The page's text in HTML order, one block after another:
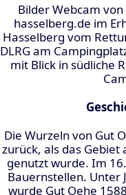
Bilder Webcam
hasselberg.de im
Hasselberg vom
DLRG am
mit Blick in südliche
Die Wurzeln von Gut
zurück, als das Gebiet
genutzt wurde. Im
Bauernstellen. Unter
wurde Gut Oehe